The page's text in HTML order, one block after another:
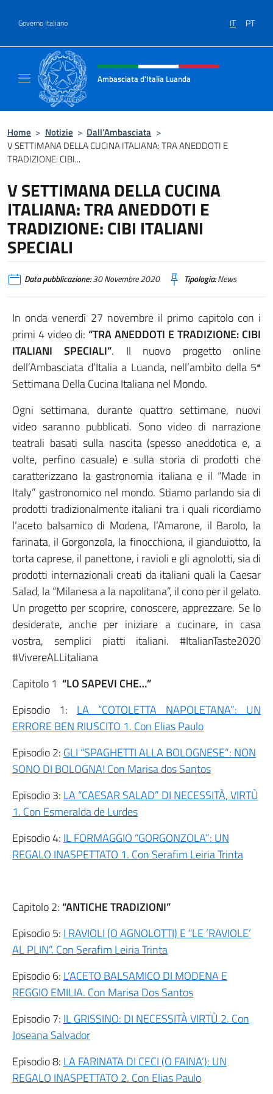
Governo Italiano IT PT
Intestazione sito, social e menù
Ambasciata d'Italia Luanda
Home > Notizie > Dall’Ambasciata >
V SETTIMANA DELLA CUCINA ITALIANA: TRA ANEDDOTI E
TRADIZIONE: CIBI...
V SETTIMANA DELLA CUCINA
ITALIANA: TRA ANEDDOTI E
TRADIZIONE: CIBI ITALIANI
SPECIALI
Data pubblicazione:30 Novembre 2020 Tipologia:News
In onda venerdì 27 novembre il primo capitolo con i
primi 4 video di: “TRA ANEDDOTI E TRADIZIONE: CIBI
ITALIANI SPECIALI”. Il nuovo progetto online
dell’Ambasciata d’Italia a Luanda, nell’ambito della 5ª
Settimana Della Cucina Italiana nel Mondo.
Ogni settimana, durante quattro settimane, nuovi
video saranno pubblicati. Sono video di narrazione
teatrali basati sulla nascita (spesso aneddotica e, a
volte, perfino casuale) e sulla storia di prodotti che
caratterizzano la gastronomia italiana e il “Made in
Italy” gastronomico nel mondo. Stiamo parlando sia di
prodotti tradizionalmente italiani tra i quali ricordiamo
l’aceto balsamico di Modena, l’Amarone, il Barolo, la
farinata, il Gorgonzola, la finocchiona, il gianduiotto, la
torta caprese, il panettone, i ravioli e gli agnolotti, sia di
prodotti internazionali creati da italiani quali la Caesar
Salad, la “Milanesa a la napolitana”, il cono per il gelato.
Un progetto per scoprire, conoscere, apprezzare. Se lo
desiderate, anche per iniziare a cucinare, in casa
vostra, semplici piatti italiani. #ItalianTaste2020
#VivereALLitaliana
Capitolo 1 “LO SAPEVI CHE…”
Episodio 1: LA “COTOLETTA NAPOLETANA”: UN
ERRORE BEN RIUSCITO 1. Con Elias Paulo
Episodio 2: GLI “SPAGHETTI ALLA BOLOGNESE”: NON
SONO DI BOLOGNA! Con Marisa dos Santos
Episodio 3: LA “CAESAR SALAD” DI NECESSITÀ, VIRTÙ
1. Con Esmeralda de Lurdes
Episodio 4: IL FORMAGGIO “GORGONZOLA”: UN
REGALO INASPETTATO 1. Con Serafim Leiria Trinta
Capitolo 2: “ANTICHE TRADIZIONI”
Episodio 5: I RAVIOLI (O AGNOLOTTI) E “LE ‘RAVIOLE’
AL PLIN”. Con Serafim Leiria Trinta
Episodio 6: L’ACETO BALSAMICO DI MODENA E
REGGIO EMILIA. Con Marisa Dos Santos
Episodio 7: IL GRISSINO: DI NECESSITÀ VIRTÙ 2. Con
Joseana Salvador
Episodio 8: LA FARINATA DI CECI (O FAINA’): UN
REGALO INASPETTATO 2. Con Elias Paulo